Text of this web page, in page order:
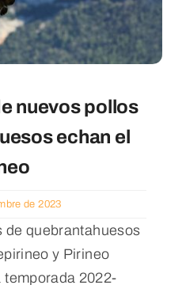
nuevos pollos
echan el
de 2023
de quebrantahuesos
y Pirineo
2022-